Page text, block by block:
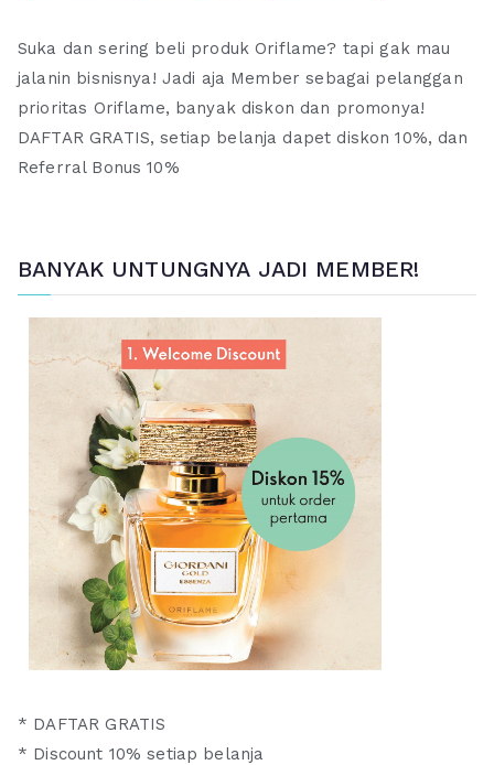
Suka dan sering beli produk Oriflame? tapi gak mau
jalanin bisnisnya! Jadi aja Member sebagai pelanggan
prioritas Oriflame, banyak diskon dan promonya!
DAFTAR GRATIS, setiap belanja dapet diskon 10%, dan
Referral Bonus 10%
BANYAK UNTUNGNYA JADI MEMBER!
* DAFTAR GRATIS
* Discount 10% setiap belanja